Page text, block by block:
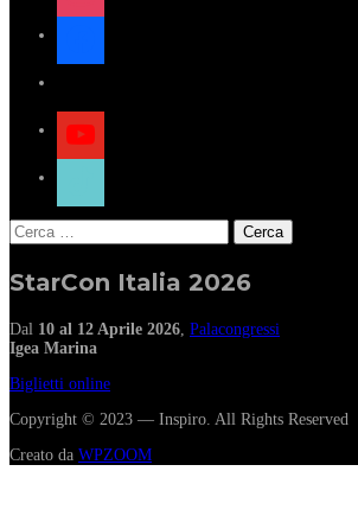
facebook
x
youtube
tiktok
Ricerca
per:
StarCon Italia 2026
Dal 10 al 12 Aprile 2026, Palacongressi
Igea Marina
Biglietti online
Copyright © 2023 — Inspiro. All Rights Reserved
Creato da WPZOOM